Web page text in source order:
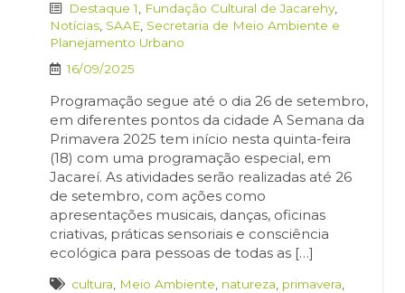
Destaque 1 Fundação Cultural de Jacarehy
Notícias SAAE Secretaria de Meio Ambiente e
Planejamento Urbano
16/09/2025
Programação segue até o dia 26 de setembro,
em diferentes pontos da cidade A Semana da
Primavera 2025 tem início nesta quinta-feira
(18) com uma programação especial, em
Jacareí. As atividades serão realizadas até 26
de setembro, com ações como
apresentações musicais, danças, oficinas
criativas, práticas sensoriais e consciência
ecológica para pessoas de todas as […]
cultura Meio Ambiente natureza primavera